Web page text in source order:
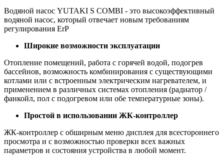
Водяной насос YUTAKI S COMBI - это высокоэффективный
водяной насос, который отвечает новым требованиям
регулирования ErP
Широкие возможности эксплуатации
Отопление помещений, работа с горячей водой, подогрев
бассейнов, возможность комбинирования с существующими
котлами или с встроенным электрическим нагревателем, и
применением в различных системах отопления (радиатор /
фанкойл, пол с подогревом или обе температурные зоны).
Простой в использовании ЖК-контроллер
ЖК-контроллер с обширным меню дисплея для всестороннего
просмотра и с возможностью проверки всех важных
параметров и состояния устройства в любой момент.